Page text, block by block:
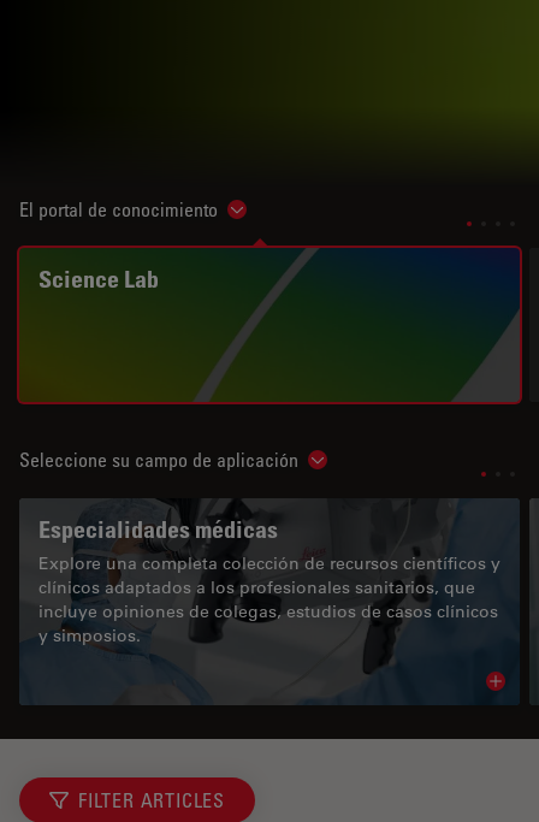
El portal de conocimiento Show subnavigation
Science Lab
Seleccione su campo de aplicación Show subnavigation
Especialidades médicas
Explore una completa colección de recursos científicos y
clínicos adaptados a los profesionales sanitarios, que
incluye opiniones de colegas, estudios de casos clínicos
y simposios.
FILTER ARTICLES